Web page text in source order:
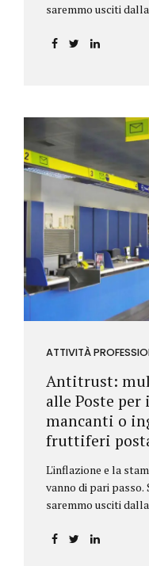
saremmo usciti
ATTIVITÀ
Antitrust:
alle Poste
mancanti o
fruttiferi
L'inflazione e la
vanno di pari
saremmo usciti